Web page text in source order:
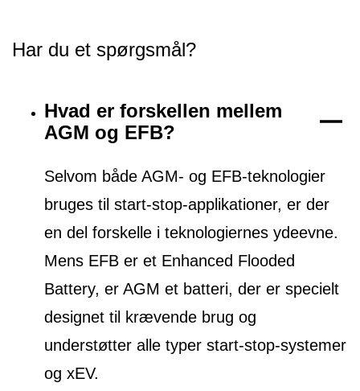
Har du et spørgsmål?
Hvad er forskellen mellem
AGM og EFB?
Selvom både AGM- og EFB-teknologier
bruges til start-stop-applikationer, er der
en del forskelle i teknologiernes ydeevne.
Mens EFB er et Enhanced Flooded
Battery, er AGM et batteri, der er specielt
designet til krævende brug og
understøtter alle typer start-stop-systemer
og xEV.